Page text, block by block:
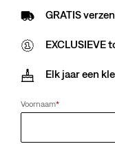
GRATIS
EXCLUSIEVE
Elk jaar een
Voornaam*